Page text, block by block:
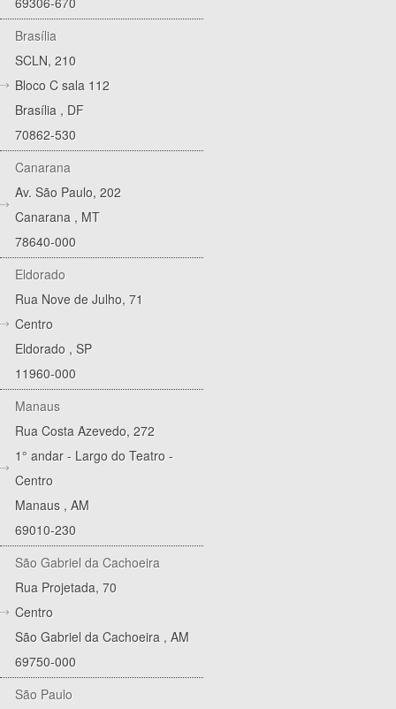
Brasília
SCLN, 210
Bloco C sala 112
Brasília , DF
70862-530
Canarana
Av. São Paulo, 202
Canarana , MT
78640-000
Eldorado
Rua Nove de Julho, 71
Centro
Eldorado , SP
11960-000
Manaus
Rua Costa Azevedo, 272
1° andar - Largo do Teatro -
Centro
Manaus , AM
69010-230
São Gabriel da Cachoeira
Rua Projetada, 70
Centro
São Gabriel da Cachoeira , AM
69750-000
São Paulo